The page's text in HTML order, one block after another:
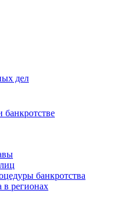
дел
банкротстве
банкротства
в регионах